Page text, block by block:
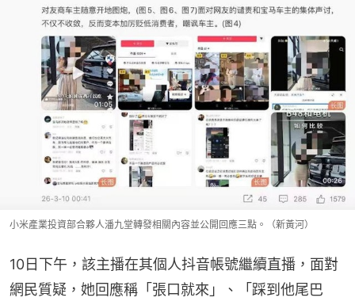
小米產業投資部合夥人潘九堂轉發相關內容並公開回應三點。（新黃河）
10日下午，該主播在其個人抖音帳號繼續直播，面對
網民質疑，她回應稱「張口就來」、「踩到他尾巴